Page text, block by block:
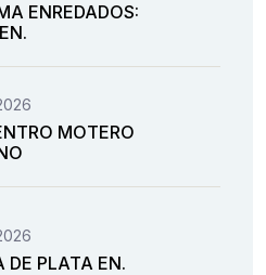
ENREDADOS:
MOTERO
DE PLATA EN.